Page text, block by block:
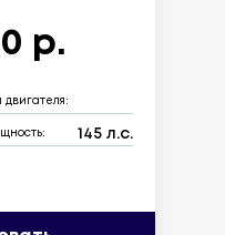
р.
двигателя:
145 л.с.